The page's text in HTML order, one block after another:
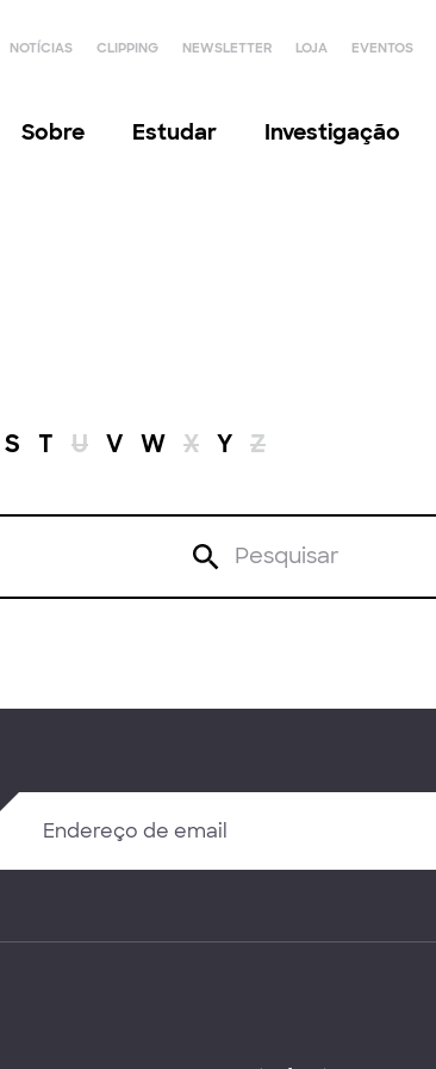
NOTÍCIAS CLIPPING NEWSLETTER LOJA EVENTOS
Sobre Estudar Investigação
S T U V W X Y Z